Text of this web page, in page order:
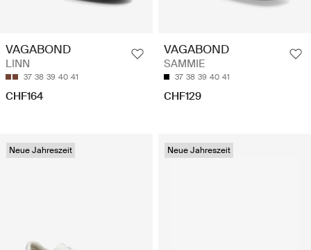
VAGABOND
LINN
37 38 39 40 41
CHF164
VAGABOND
SAMMIE
37 38 39 40 41
CHF129
Neue Jahreszeit Neue Jahreszeit